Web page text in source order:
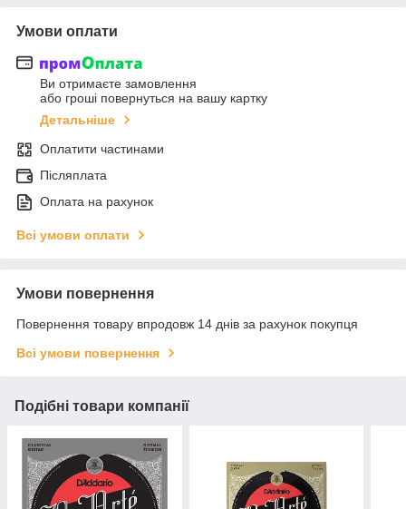
Умови оплати
Ви отримаєте замовлення
або гроші повернуться на вашу картку
Детальніше
Оплатити частинами
Післяплата
Оплата на рахунок
Всі умови оплати
Умови повернення
Повернення товару впродовж 14 днів за рахунок покупця
Всі умови повернення
Подібні товари компанії